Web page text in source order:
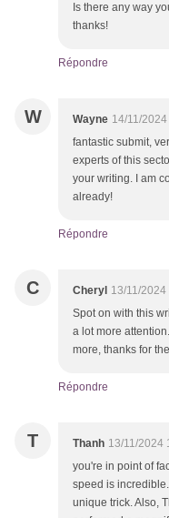
Is there any way
thanks!
Répondre
W Wayne 14/11/
fantastic submit,
experts of this
your writing. I am
already!
Répondre
C Cheryl 13/11/2024
Spot on with this
a lot more
more, thanks for
Répondre
T Thanh 13/11/2024
you're in point of
speed is
unique trick. Also,